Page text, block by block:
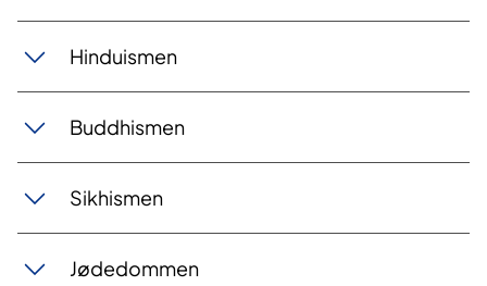
Hinduismen
Buddhismen
Sikhismen
Jødedommen